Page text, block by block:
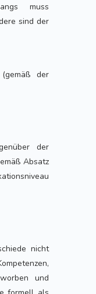
muss
sind der
der
der
Absatz
nicht
und